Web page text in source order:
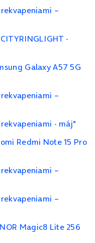
–
-
Galaxy A57 5G
–
- máj"
Redmi Note 15 Pro
–
–
Magic8 Lite 256